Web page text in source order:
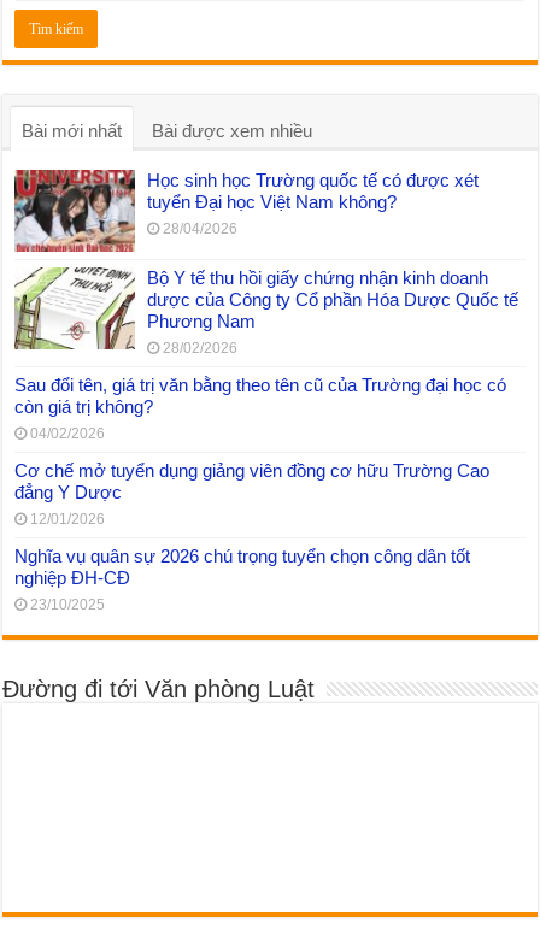
Bài mới nhất Bài được xem nhiều
Học sinh học Trường quốc tế có được xét
tuyển Đại học Việt Nam không?
28/04/2026
Bộ Y tế thu hồi giấy chứng nhận kinh doanh
dược của Công ty Cổ phần Hóa Dược Quốc tế
Phương Nam
28/02/2026
Sau đổi tên, giá trị văn bằng theo tên cũ của Trường đại học có
còn giá trị không?
04/02/2026
Cơ chế mở tuyển dụng giảng viên đồng cơ hữu Trường Cao
đẳng Y Dược
12/01/2026
Nghĩa vụ quân sự 2026 chú trọng tuyển chọn công dân tốt
nghiệp ĐH-CĐ
23/10/2025
Đường đi tới Văn phòng Luật